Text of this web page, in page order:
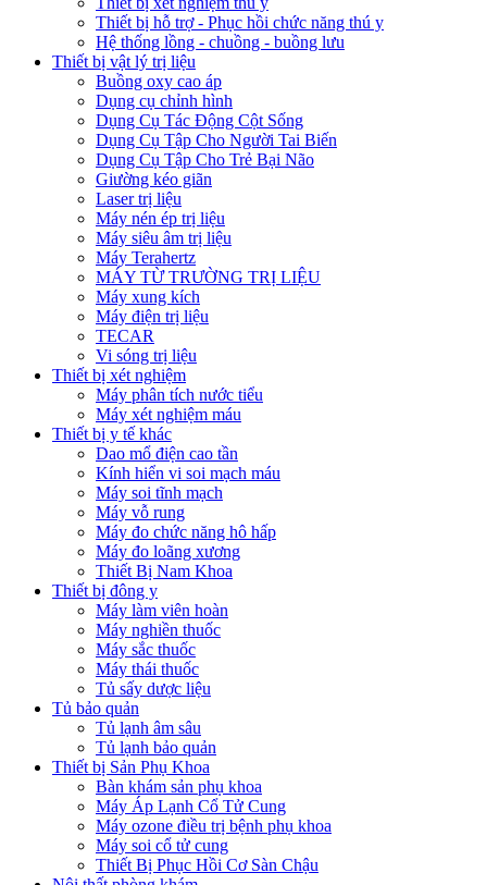
Thiết bị hỗ trợ - Phục hồi chức năng thú y
Hệ thống lồng - chuồng - buồng lưu
Thiết bị vật lý trị liệu
Buồng oxy cao áp
Dụng cụ chỉnh hình
Dụng Cụ Tác Động Cột Sống
Dụng Cụ Tập Cho Người Tai Biến
Dụng Cụ Tập Cho Trẻ Bại Não
Giường kéo giãn
Laser trị liệu
Máy nén ép trị liệu
Máy siêu âm trị liệu
Máy Terahertz
MÁY TỪ TRƯỜNG TRỊ LIỆU
Máy xung kích
Máy điện trị liệu
TECAR
Vi sóng trị liệu
Thiết bị xét nghiệm
Máy phân tích nước tiểu
Máy xét nghiệm máu
Thiết bị y tế khác
Dao mổ điện cao tần
Kính hiển vi soi mạch máu
Máy soi tĩnh mạch
Máy vỗ rung
Máy đo chức năng hô hấp
Máy đo loãng xương
Thiết Bị Nam Khoa
Thiết bị đông y
Máy làm viên hoàn
Máy nghiền thuốc
Máy sắc thuốc
Máy thái thuốc
Tủ sấy dược liệu
Tủ bảo quản
Tủ lạnh âm sâu
Tủ lạnh bảo quản
Thiết bị Sản Phụ Khoa
Bàn khám sản phụ khoa
Máy Áp Lạnh Cổ Tử Cung
Máy ozone điều trị bệnh phụ khoa
Máy soi cổ tử cung
Thiết Bị Phục Hồi Cơ Sàn Chậu